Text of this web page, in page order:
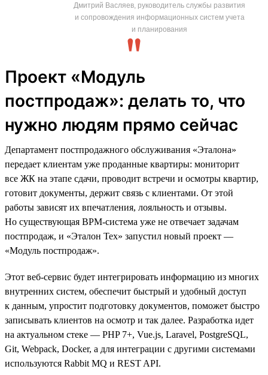
Дмитрий Васляев, руководитель службы развития
и сопровождения информационных систем учета
и планирования
Проект «Модуль
постпродаж»: делать то, что
нужно людям прямо сейчас
Департамент постпродажного обслуживания «Эталона»
передает клиентам уже проданные квартиры: мониторит
все ЖК на этапе сдачи, проводит встречи и осмотры квартир,
готовит документы, держит связь с клиентами. От этой
работы зависят их впечатления, лояльность и отзывы.
Но существующая BPM-система уже не отвечает задачам
постпродаж, и «Эталон Тех» запустил новый проект —
«Модуль постпродаж».
Этот веб-сервис будет интегрировать информацию из многих
внутренних систем, обеспечит быстрый и удобный доступ
к данным, упростит подготовку документов, поможет быстро
записывать клиентов на осмотр и так далее. Разработка идет
на актуальном стеке — PHP 7+, Vue.js, Laravel, PostgreSQL,
Git, Webpack, Docker, а для интеграции с другими системами
используются Rabbit MQ и REST API.